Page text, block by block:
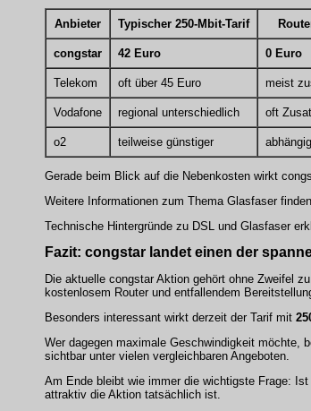
Anbieter Typischer 250-Mbit-Tarif
congstar 42 Euro 0 Euro
Telekom oft über 45 Euro meist
Vodafone regional unterschiedlich oft
o2 teilweise günstiger
Gerade beim Blick auf die Nebenkosten wirkt
Weitere Informationen zum Thema Glasfaser
Technische Hintergründe zu DSL und Glasfaser
Fazit: congstar landet einen der
Die aktuelle congstar Aktion gehört ohne Zweifel
kostenlosem Router und entfallendem
Besonders interessant wirkt derzeit der Tarif mit
Wer dagegen maximale Geschwindigkeit möchte,
sichtbar unter vielen vergleichbaren Angeboten.
Am Ende bleibt wie immer die wichtigste Frage:
attraktiv die Aktion tatsächlich ist.